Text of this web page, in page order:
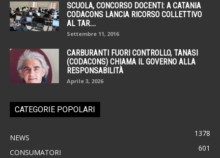
SCUOLA, CONCORSO DOCENTI: A CATANIA
CODACONS LANCIA RICORSO COLLETTIVO
AL TAR....
Settembre 11, 2016
CARBURANTI FUORI CONTROLLO, TANASI
(CODACONS) CHIAMA IL GOVERNO ALLA
RESPONSABILITÀ
Aprile 3, 2026
CATEGORIE POPOLARI
NEWS 1378
CONSUMATORI
601